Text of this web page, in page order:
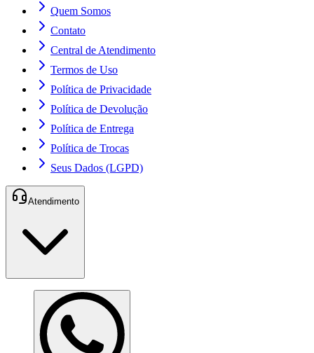
Quem Somos
Contato
Central de Atendimento
Termos de Uso
Política de Privacidade
Política de Devolução
Política de Entrega
Política de Trocas
Seus Dados (LGPD)
Atendimento